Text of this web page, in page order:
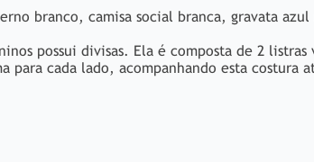
branco, camisa social branca, gravata
possui divisas. Ela é composta de 2
para cada lado, acompanhando esta costura